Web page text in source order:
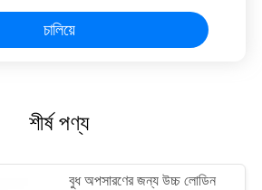
চালিয়ে
শীর্ষ পণ্য
বুধ অপসারণের জন্য উচ্চ লোডিন